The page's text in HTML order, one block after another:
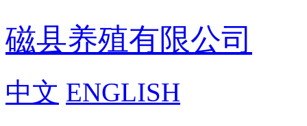
磁县养殖有限公司
中文 ENGLISH